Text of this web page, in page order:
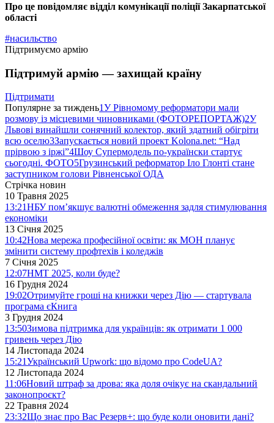
Про це повідомляє відділ комунікаціїполіції Закарпатської
області
#насильство
Підтримуємо армію
Підтримуй армію — захищай країну
Підтримати
Популярне за тиждень1У Рівномому реформатори мали
розмову із місцевими чиновниками (ФОТОРЕПОРТАЖ)2У
Львові винайшли сонячний колектор, який здатний обігріти
всю оселю3Запускається новий проект Kolona.net: “Над
прірвою з іржі”4Шоу Супермодель по-українски стартує
сьогодні. ФОТО5Грузинський реформатор Іло Глонті стане
заступником голови Рівненської ОДА
Стрічка новин
10 Травня 2025
13:21НБУ пом’якшує валютні обмеження задля стимулювання
економіки
13 Січня 2025
10:42Нова мережа професійної освіти: як МОН планує
змінити систему профтехів і коледжів
7 Січня 2025
12:07НМТ 2025, коли буде?
16 Грудня 2024
19:02Отримуйте гроші на книжки через Дію — стартувала
програма єКнига
3 Грудня 2024
13:50Зимова підтримка для українців: як отримати 1 000
гривень через Дію
14 Листопада 2024
15:21Український Upwork: що відомо про CodeUA?
12 Листопада 2024
11:06Новий штраф за дрова: яка доля очікує на скандальний
законопроєкт?
22 Травня 2024
23:32Що знає про Вас Резерв+: що буде коли оновити дані?